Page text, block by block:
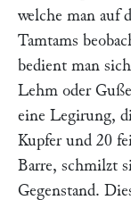
welche man auf
Tamtams
bedient man
Lehm oder
eine Legirung,
Kupfer und 20
Barre, schmilzt
Gegenstand.